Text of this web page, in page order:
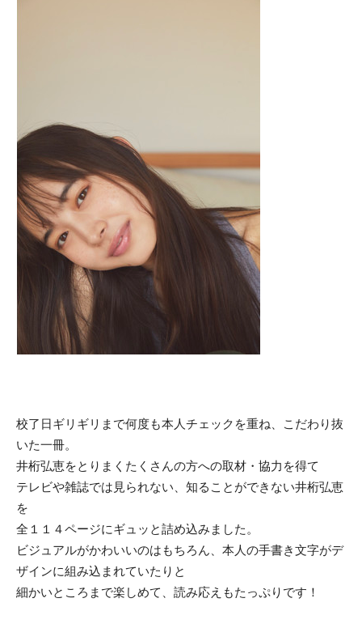
校了日ギリギリまで何度も本人チェックを重ね、こだわり抜
いた一冊。
井桁弘恵をとりまくたくさんの方への取材・協力を得て
テレビや雑誌では見られない、知ることができない井桁弘恵
を
全１１４ページにギュッと詰め込みました。
ビジュアルがかわいいのはもちろん、本人の手書き文字がデ
ザインに組み込まれていたりと
細かいところまで楽しめて、読み応えもたっぷりです！